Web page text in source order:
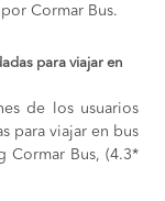
Cormar Bus.
para viajar en
de los usuarios
para viajar en bus
Cormar Bus, (4.3*